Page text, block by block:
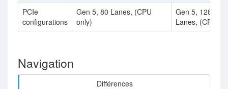
PCIe
configurations
Gen 5, 80 Lanes, (CPU
only)
Gen 5, 128
Lanes, (CPU
Navigation
Différences